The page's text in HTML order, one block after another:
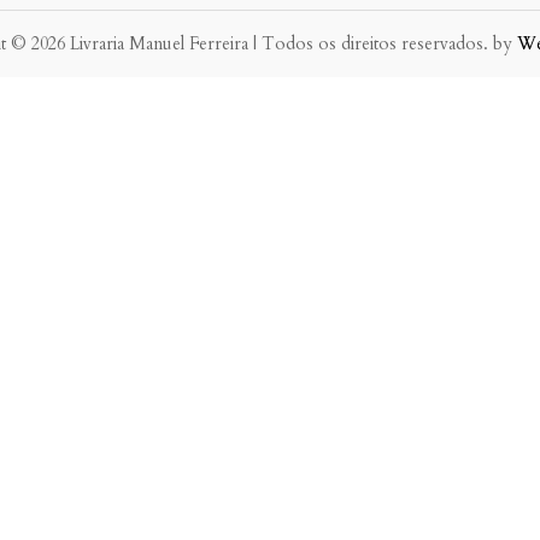
© 2026 Livraria Manuel Ferreira | Todos os direitos reservados. by